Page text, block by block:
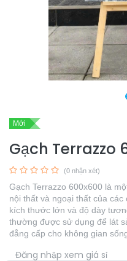
Mới
Gạch Terrazzo
(0 nhận xét)
Gạch Terrazzo 600x600 là
nội thất và ngoại thất của
kích thước lớn và độ dày
thường được sử dụng để lát
đẳng cấp cho không gian
Đăng nhập xem giá sỉ